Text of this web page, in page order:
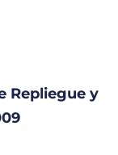
Repliegue y